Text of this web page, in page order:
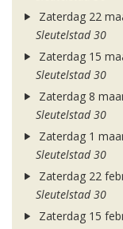
Zaterdag 22
Sleutelstad 30
Zaterdag 15
Sleutelstad 30
Zaterdag 8
Sleutelstad 30
Zaterdag 1
Sleutelstad 30
Zaterdag 22
Sleutelstad 30
Zaterdag 15